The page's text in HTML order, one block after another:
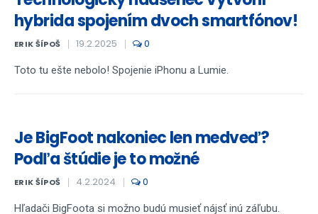
hybrida spojením dvoch smartfónov!
ERIK ŠÍPOŠ 19.2.2025 0
Toto tu ešte nebolo! Spojenie iPhonu a Lumie.
Je BigFoot nakoniec len medveď?
Podľa štúdie je to možné
ERIK ŠÍPOŠ 4.2.2024 0
Hľadači BigFoota si možno budú musieť nájsť inú záľubu.